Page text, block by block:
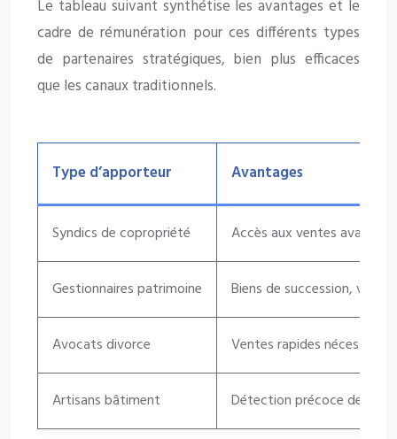
Le tableau suivant synthétise les avantages et le
cadre de rémunération pour ces différents types
de partenaires stratégiques, bien plus efficaces
que les canaux traditionnels.
Type d’apporteur Avantages
Syndics de copropriété Accès aux ventes avant
Gestionnaires patrimoine Biens de succession,
Avocats divorce Ventes rapides nécessaires
Artisans bâtiment Détection précoce des